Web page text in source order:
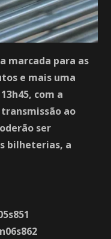
marcada para as
e mais uma
com a
ao
ser
bilheterias, a